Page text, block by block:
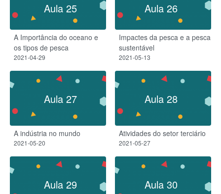
Aula 25
A Importância do oceano e
os tipos de pesca
2021-04-29
Aula 26
Impactes da pesca e a pesca
sustentável
2021-05-13
Aula 27
A indústria no mundo
2021-05-20
Aula 28
Atividades do setor terciário
2021-05-27
Aula 29 Aula 30